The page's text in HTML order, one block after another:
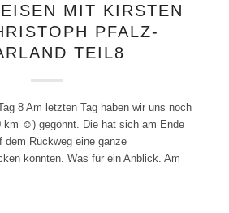
MIT KIRSTEN
PFALZ-
TEIL8
8 Am letzten Tag haben wir uns noch
km ☺) gegönnt. Die hat sich am Ende
dem Rückweg eine ganze
konnten. Was für ein Anblick. Am